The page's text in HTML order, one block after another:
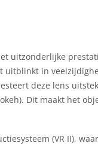
uitzonderlijke
uitblinkt in
deze lens
Dit maakt het
(VR II),